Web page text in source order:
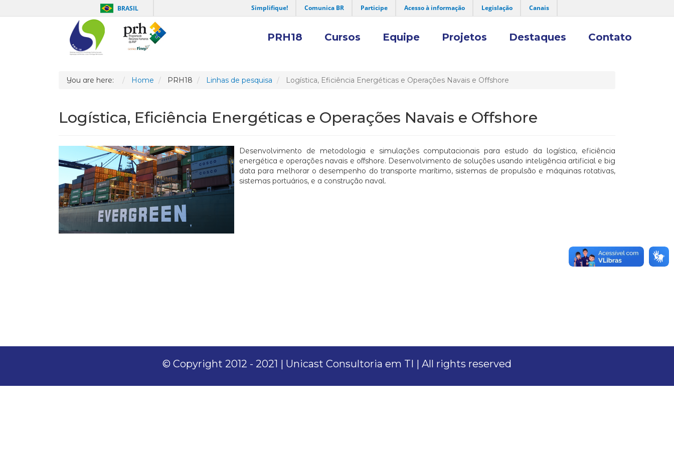
BRASIL Simplifique! Comunica BR Participe Acesso à informação Legislação Canais
PRH18 Cursos Equipe Projetos Destaques Contato
You are here: Home PRH18 Linhas de pesquisa Logística, Eficiência Energéticas e Operações Navais e Offshore
Logística, Eficiência Energéticas e Operações Navais e Offshore
Desenvolvimento de metodologia e simulações computacionais para estudo da logística, eficiência
energética e operações navais e offshore. Desenvolvimento de soluções usando inteligência artificial e big
data para melhorar o desempenho do transporte marítimo, sistemas de propulsão e máquinas rotativas,
sistemas portuários, e a construção naval.
© Copyright 2012 - 2021 | Unicast Consultoria em TI | All rights reserved